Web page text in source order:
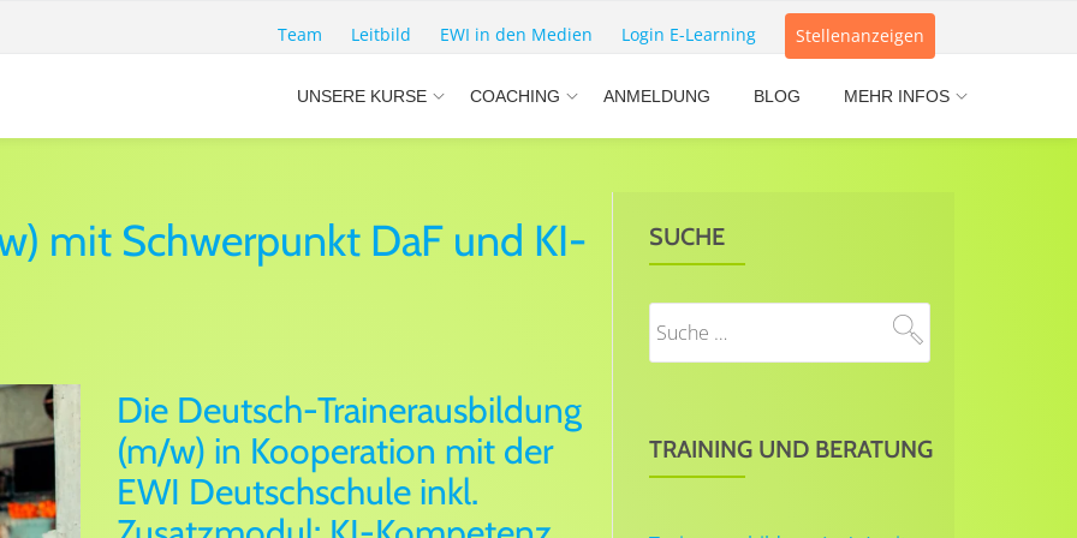
Team Leitbild EWI in den Medien Login E-Learning Stellenanzeigen
UNSERE KURSE COACHING ANMELDUNG BLOG MEHR INFOS
mit Schwerpunkt DaF und KI-
Die Deutsch-Trainerausbildung
(m/w) in Kooperation mit der
EWI Deutschschule inkl.
SUCHE
TRAINING UND BERATUNG